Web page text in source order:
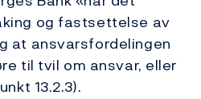
og fastsettelse av
at ansvarsfordelingen
til tvil om ansvar, eller
13.2.3).